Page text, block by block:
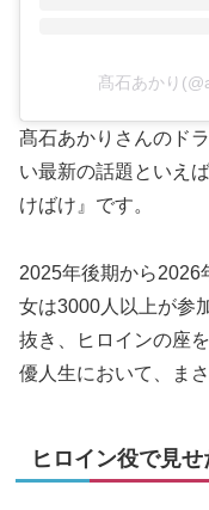
髙石あかり
髙石あかりさんのド
い最新の話題といえ
けばけ』です。
2025年後期から2026
女は3000人以上が参
抜き、ヒロインの座
優人生において、ま
ヒロイン役で見